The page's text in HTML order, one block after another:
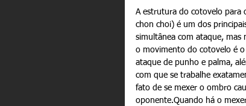
A estrutura do cotovelo para
chon choi) é um dos
simultânea com ataque, mas
o movimento do cotovelo é
ataque de punho e palma,
com que se trabalhe
fato de se mexer o ombro
oponente.Quando há o